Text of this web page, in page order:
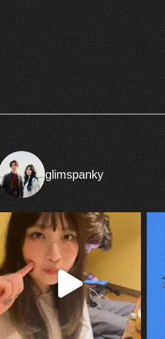
glimspanky